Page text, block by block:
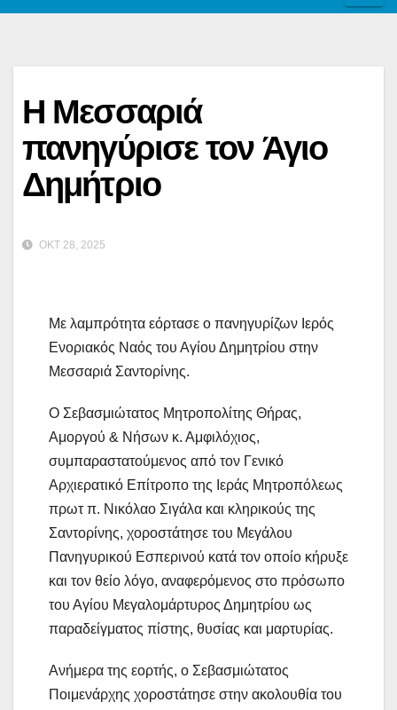
Η Μεσσαριά
πανηγύρισε τον Άγιο
Δημήτριο
ΟΚΤ 28, 2025
Με λαμπρότητα εόρτασε ο πανηγυρίζων Ιερός
Ενοριακός Ναός του Αγίου Δημητρίου στην
Μεσσαριά Σαντορίνης.
Ο Σεβασμιώτατος Μητροπολίτης Θήρας,
Αμοργού & Νήσων κ. Αμφιλόχιος,
συμπαραστατούμενος από τον Γενικό
Αρχιερατικό Επίτροπο της Ιεράς Μητροπόλεως
πρωτ π. Νικόλαο Σιγάλα και κληρικούς της
Σαντορίνης, χοροστάτησε του Μεγάλου
Πανηγυρικού Εσπερινού κατά τον οποίο κήρυξε
και τον θείο λόγο, αναφερόμενος στο πρόσωπο
του Αγίου Μεγαλομάρτυρος Δημητρίου ως
παραδείγματος πίστης, θυσίας και μαρτυρίας.
Ανήμερα της εορτής, ο Σεβασμιώτατος
Ποιμενάρχης χοροστάτησε στην ακολουθία του